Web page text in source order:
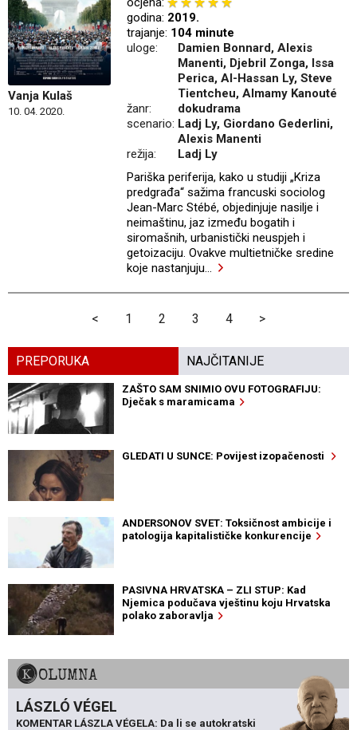
Vanja Kulaš
10. 04. 2020.
godina: 2019.
trajanje: 104 minute
uloge:
Damien Bonnard, Alexis
Manenti, Djebril Zonga, Issa
Perica, Al-Hassan Ly, Steve
Tientcheu, Almamy Kanouté
žanr:
dokudrama
scenario: Ladj Ly, Giordano Gederlini,
Alexis Manenti
režija:
Ladj Ly
Pariška periferija, kako u studiji „Kriza
predgrađa“ sažima francuski sociolog
Jean-Marc Stébé, objedinjuje nasilje i
neimaštinu, jaz između bogatih i
siromašnih, urbanistički neuspjeh i
getoizaciju. Ovakve multietničke sredine
koje nastanjuju
< 1 2 3 4 >
PREPORUKA NAJČITANIJE
ZAŠTO SAM SNIMIO OVU FOTOGRAFIJU:
Dječak s maramicama
GLEDATI U SUNCE: Povijest izopačenosti
ANDERSONOV SVET: Toksičnost ambicije i
patologija kapitalističke konkurencije
PASIVNA HRVATSKA – ZLI STUP: Kad
Njemica podučava vještinu koju Hrvatska
polako zaboravlja
KOLUMNA
LÁSZLÓ VÉGEL
KOMENTAR LÁSZLA VÉGELA: Da li se autokratski